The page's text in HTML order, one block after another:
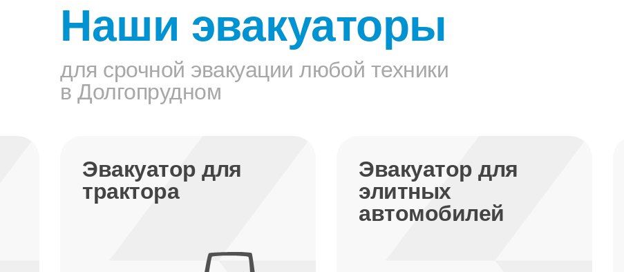
Наши эвакуаторы
для срочной эвакуации любой техники
в Долгопрудном
Эвакуатор для
элитных
Эвакуатор-
манипулятор